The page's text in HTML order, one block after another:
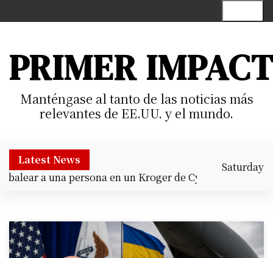
k
PRIMER
Manténgase al tanto de las noticias más
relevantes de EE.UU. y el mundo.
Latest News
a una persona en un Kroger de Cypress |
Prisión
Saturday